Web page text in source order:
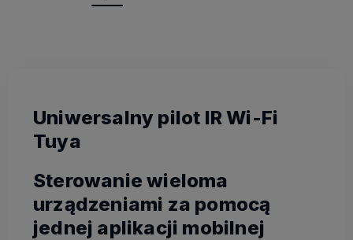
Uniwersalny pilot IR Wi-Fi
Tuya
Sterowanie wieloma
urządzeniami za pomocą
jednej aplikacji mobilnej